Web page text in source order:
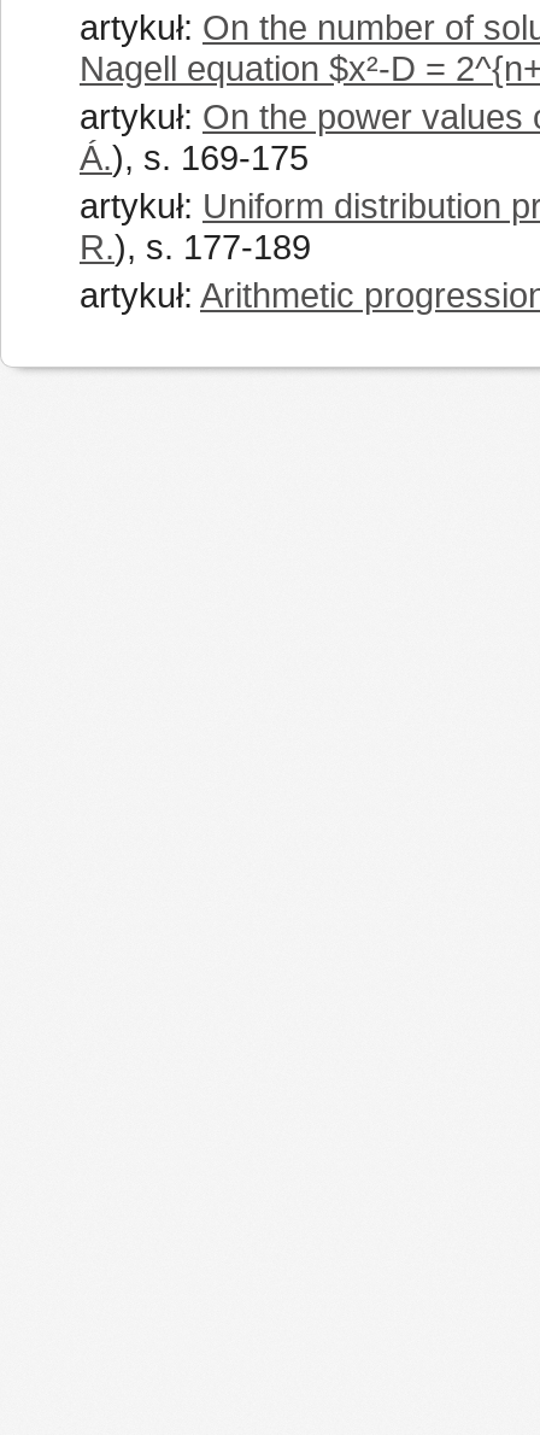
artykuł: On the number of
Nagell equation $x²-D =
artykuł: On the power values
Á.), s. 169-175
artykuł: Uniform distribution
R.), s. 177-189
artykuł: Arithmetic